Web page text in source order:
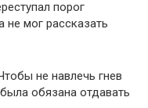
порог
не мог рассказать
не навлечь гнев
обязана отдавать